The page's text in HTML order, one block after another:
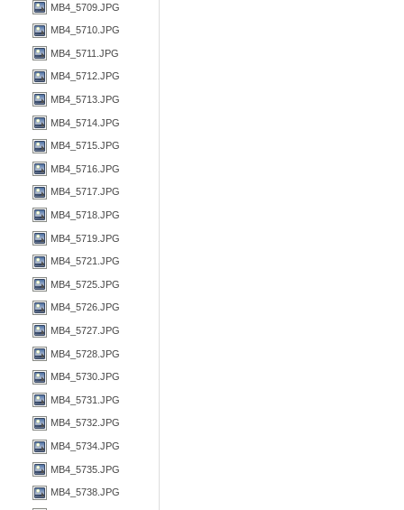
MB4_5709.JPG
MB4_5710.JPG
MB4_5711.JPG
MB4_5712.JPG
MB4_5713.JPG
MB4_5714.JPG
MB4_5715.JPG
MB4_5716.JPG
MB4_5717.JPG
MB4_5718.JPG
MB4_5719.JPG
MB4_5721.JPG
MB4_5725.JPG
MB4_5726.JPG
MB4_5727.JPG
MB4_5728.JPG
MB4_5730.JPG
MB4_5731.JPG
MB4_5732.JPG
MB4_5734.JPG
MB4_5735.JPG
MB4_5738.JPG